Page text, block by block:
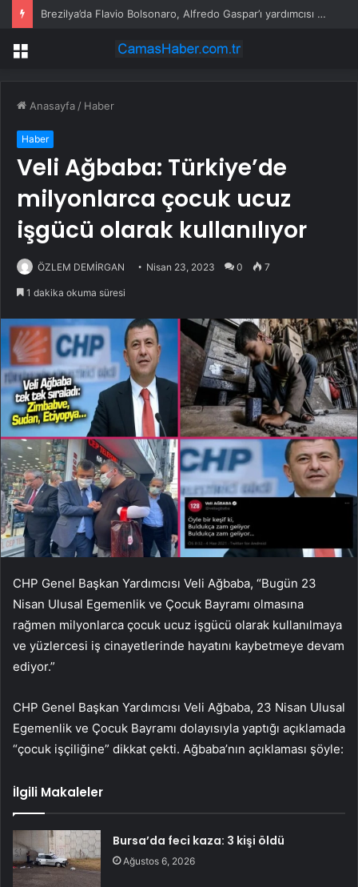
Brezilya’da Flavio Bolsonaro, Alfredo Gaspar’ı yardımcısı seçti
Menü
Anasayfa / Haber
Haber
Veli Ağbaba: Türkiye’de
milyonlarca çocuk ucuz
işgücü olarak kullanılıyor
ÖZLEM DEMİRGAN Nisan 23, 2023 0 7
1 dakika okuma süresi
CHP Genel Başkan Yardımcısı Veli Ağbaba, “Bugün 23
Nisan Ulusal Egemenlik ve Çocuk Bayramı olmasına
rağmen milyonlarca çocuk ucuz işgücü olarak kullanılmaya
ve yüzlercesi iş cinayetlerinde hayatını kaybetmeye devam
ediyor.”
CHP Genel Başkan Yardımcısı Veli Ağbaba, 23 Nisan Ulusal
Egemenlik ve Çocuk Bayramı dolayısıyla yaptığı açıklamada
“çocuk işçiliğine” dikkat çekti. Ağbaba’nın açıklaması şöyle:
İlgili Makaleler
Bursa’da feci kaza: 3 kişi öldü
Ağustos 6, 2026